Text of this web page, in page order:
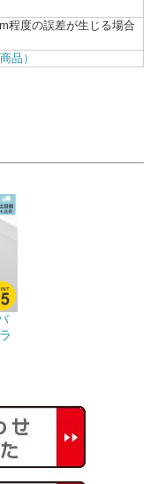
程度の誤差が生じる場合
品）